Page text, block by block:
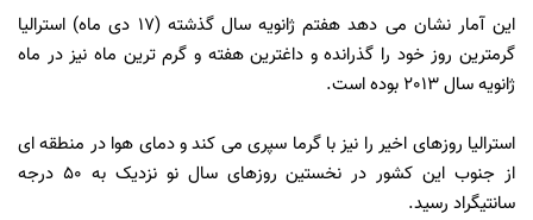
این آمار نشان می دهد هفتم ژانویه سال گذشته (17 دی ماه) استرالیا
گرمترین روز خود را گذرانده و داغترین هفته و گرم ترین ماه نیز در ماه
ژانویه سال 2013 بوده است.
استرالیا روزهای اخیر را نیز با گرما سپری می کند و دمای هوا در منطقه ای
از جنوب این کشور در نخستین روزهای سال نو نزدیک به 50 درجه
سانتیگراد رسید.